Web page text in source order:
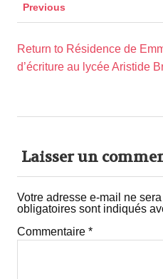
Previous
Return to Résidence de
d’écriture au lycée Aristide
Laisser un
Votre adresse e-mail ne
obligatoires sont indiqués
Commentaire *